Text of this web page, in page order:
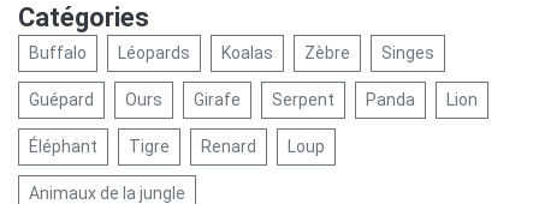
Catégories
Buffalo Léopards Koalas Zèbre Singes
Guépard Ours Girafe Serpent Panda Lion
Éléphant Tigre Renard Loup
Animaux de la jungle